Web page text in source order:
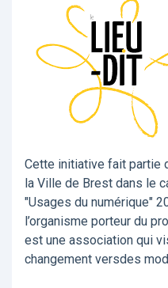
Cette initiative fait partie
la Ville de Brest dans le
"Usages du numérique"
l’organisme porteur du
est une association qui
changement versdes